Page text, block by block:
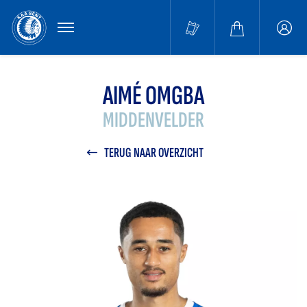
MENU
AIMÉ OMGBA
MIDDENVELDER
TERUG NAAR OVERZICHT